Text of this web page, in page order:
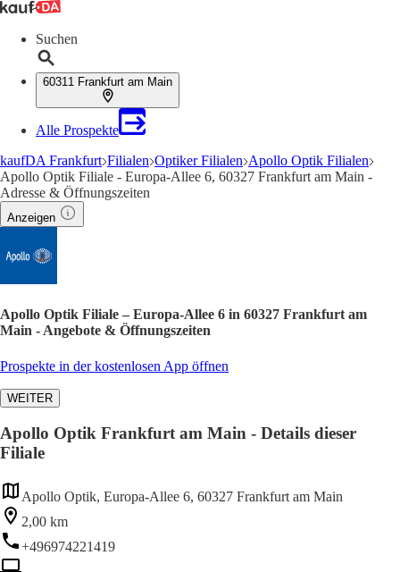
Suchen
60311 Frankfurt am Main
Alle Prospekte
kaufDA Frankfurt Filialen Optiker Filialen Apollo Optik Filialen
Apollo Optik Filiale - Europa-Allee 6, 60327 Frankfurt am Main -
Adresse & Öffnungszeiten
Anzeigen
Apollo Optik Filiale – Europa-Allee 6 in 60327 Frankfurt am
Main - Angebote & Öffnungszeiten
Prospekte in der kostenlosen App öffnen
WEITER
Apollo Optik Frankfurt am Main - Details dieser
Filiale
Apollo Optik, Europa-Allee 6, 60327 Frankfurt am Main
2,00 km
+496974221419